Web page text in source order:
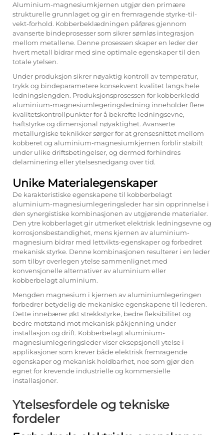
Aluminium-magnesiumkjernen utgjør den primære
strukturelle grunnlaget og gir en fremragende styrke-til-
vekt-forhold. Kobberbeklædningen påføres gjennom
avanserte bindeprosesser som sikrer sømløs integrasjon
mellom metallene. Denne prosessen skaper en leder der
hvert metall bidrar med sine optimale egenskaper til den
totale ytelsen.
Under produksjon sikrer nøyaktig kontroll av temperatur,
trykk og bindeparametere konsekvent kvalitet langs hele
ledningslengden. Produksjonsprosessen for kobberkledd
aluminium-magnesiumlegeringsledning inneholder flere
kvalitetskontrollpunkter for å bekrefte ledningsevne,
haftstyrke og dimensjonal nøyaktighet. Avanserte
metallurgiske teknikker sørger for at grensesnittet mellom
kobberet og aluminium-magnesiumkjernen forblir stabilt
under ulike driftsbetingelser, og dermed forhindres
delaminering eller ytelsesnedgang over tid.
Unike Materialegenskaper
De karakteristiske egenskapene til kobberbelagt
aluminium-magnesiumlegeringsleder har sin opprinnelse i
den synergistiske kombinasjonen av utgjørende materialer.
Den ytre kobberlaget gir utmerket elektrisk ledningsevne og
korrosjonsbestandighet, mens kjernen av aluminium-
magnesium bidrar med lettvikts-egenskaper og forbedret
mekanisk styrke. Denne kombinasjonen resulterer i en leder
som tilbyr overlegen ytelse sammenlignet med
konvensjonelle alternativer av aluminium eller
kobberbelagt aluminium.
Mengden magnesium i kjernen av aluminiumlegeringen
forbedrer betydelig de mekaniske egenskapene til lederen.
Dette innebærer økt strekkstyrke, bedre fleksibilitet og
bedre motstand mot mekanisk påkjenning under
installasjon og drift. Kobberbelagt aluminium-
magnesiumlegeringsleder viser eksepsjonell ytelse i
applikasjoner som krever både elektrisk fremragende
egenskaper og mekanisk holdbarhet, noe som gjør den
egnet for krevende industrielle og kommersielle
installasjoner.
Ytelsesfordele og tekniske
fordeler